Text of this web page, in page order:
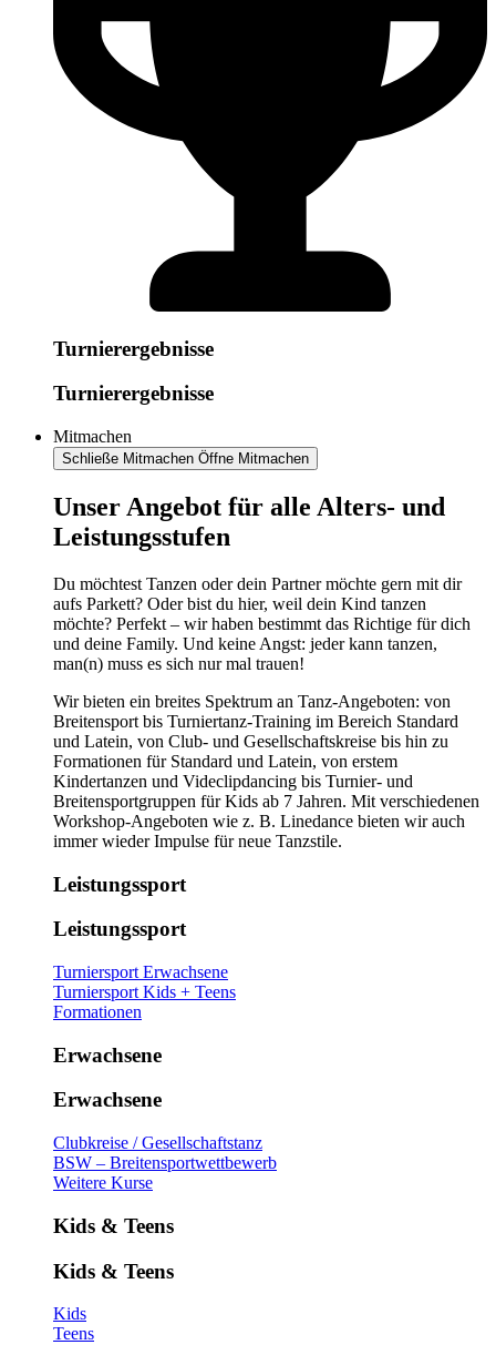
Turnierergebnisse
Turnierergebnisse
Mitmachen
Schließe Mitmachen Öffne Mitmachen
​​​Unser Angebot für alle Alters- und
Leistungsstufen
Du möchtest Tanzen oder dein Partner möchte gern mit dir
aufs Parkett? Oder bist du hier, weil dein Kind tanzen
möchte? Perfekt – wir haben bestimmt das Richtige für dich
und deine Family. Und keine Angst: jeder kann tanzen,
man(n) muss es sich nur mal trauen!
Wir bieten ein breites Spektrum an Tanz-Angeboten: von
Breitensport bis Turniertanz-Training im Bereich Standard
und Latein, von Club- und Gesellschaftskreise bis hin zu
Formationen für Standard und Latein, von erstem
Kindertanzen und Videclipdancing bis Turnier- und
Breitensportgruppen für Kids ab 7 Jahren. Mit verschiedenen
Workshop-Angeboten wie z. B. Linedance bieten wir auch
immer wieder Impulse für neue Tanzstile.
Leistungssport
Leistungssport
Turniersport Erwachsene
Turniersport Kids + Teens
Formationen
Erwachsene
Erwachsene
Clubkreise / Gesellschaftstanz
BSW – Breitensportwettbewerb
Weitere Kurse
Kids & Teens
Kids & Teens
Kids
Teens